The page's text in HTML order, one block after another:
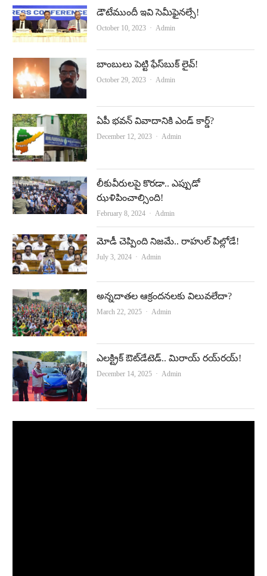
డౌటేముందీ ఇవి సెమీఫైనల్సే!
October 10, 2023 Author
Admin
బాంబులు పెట్టి ఫేస్‌బుక్‌ లైవ్‌!
October 29, 2023 Author
Admin
ఏపీ భవన్‌ వివాదానికి ఎండ్‌ కార్డ్‌?
December 12, 2023 Author
Admin
లీకువీరుల‌పై కొర‌డా.. ఎప్పుడో
ఝళిపించాల్సింది!
February 8, 2024 Author
Admin
మోడీ చెప్పింది నిజమే.. రాహుల్‌ పిల్లోడే!
July 3, 2024 Author
Admin
అన్నదాతల ఆక్రందనలకు విలువలేదా?
March 22, 2025 Author
Admin
ఎలక్ట్రిక్‌ ఔట్‌డేటెడ్‌.. మిరాయ్‌ రయ్‌రయ్‌!
December 14, 2025 Author
Admin